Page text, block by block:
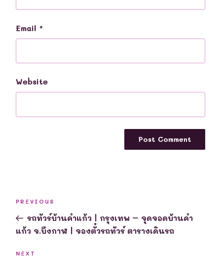
Email *
Website
Previous
Post
PREVIOUS
รถทัวร์บ้านคำแก้ว | กรุงเทพ – จุดจอดบ้านคำ
แก้ว จ.บึงกาฬ | จองตั๋วรถทัวร์ ตารางเดินรถ
Next
NEXT